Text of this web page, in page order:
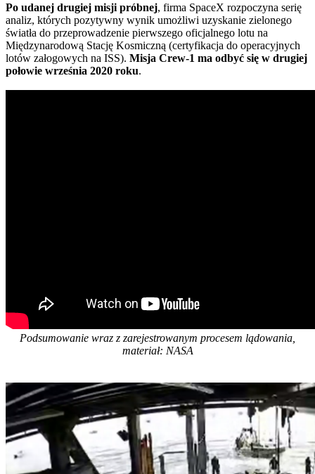
Po udanej drugiej misji próbnej, firma SpaceX rozpoczyna serię
analiz, których pozytywny wynik umożliwi uzyskanie zielonego
światła do przeprowadzenie pierwszego oficjalnego lotu na
Międzynarodową Stację Kosmiczną (certyfikacja do operacyjnych
lotów załogowych na ISS). Misja Crew-1 ma odbyć się w drugiej
połowie września 2020 roku.
Podsumowanie wraz z zarejestrowanym procesem lądowania,
materiał: NASA